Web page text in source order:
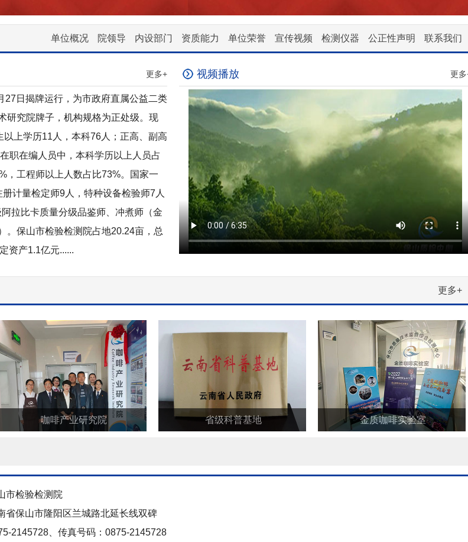
联系我们
公正性声明
检测仪器
宣传视频
单位荣誉
资质能力
内设部门
院领导
单位概况
更多+
27日揭牌运行，为市政府直属公益二类
研究院牌子，机构规格为正处级。现
上学历11人，本科76人；正高、副高
职在编人员中，本科学历以上人员占
，工程师以上人数占比73%。国家一
计量检定师9人，特种设备检验师7人
拉比卡质量分级品鉴师、冲煮师（金
。保山市检验检测院占地20.24亩，总
资产1.1亿元......
视频播放 更
更多+
咖啡产业研究院 省级科普基地 金质咖啡实验室
市检验检测院
省保山市隆阳区兰城路北延长线双碑
2145728、传真号码：0875-2145728